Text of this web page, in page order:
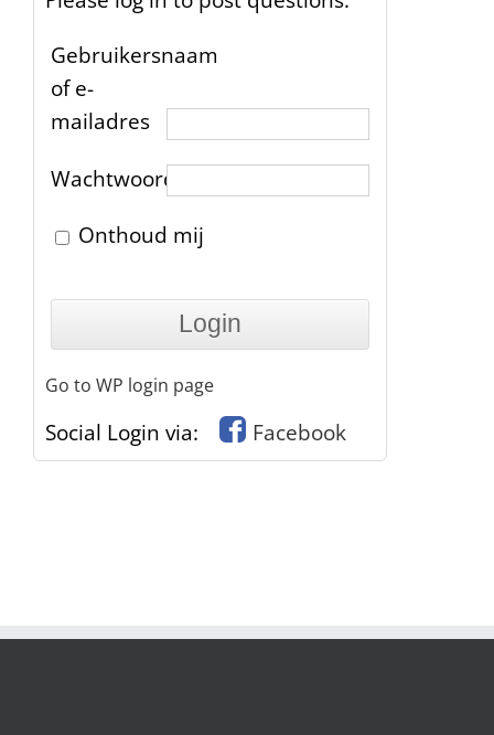
Gebruikersnaam
of e-
mailadres
Wachtwoord
Onthoud mij
Go to WP login page
Social Login via: Facebook